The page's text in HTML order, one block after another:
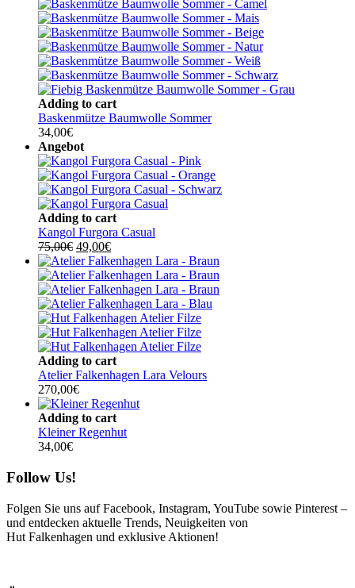
Adding to cart
Baskenmütze Baumwolle Sommer
34,00€
Angebot
Adding to cart
Kangol Furgora Casual
75,00€ Ursprünglicher
Preis
war:
75,00€
49,00€Aktueller
Preis
ist:
49,00€.
Adding to cart
Atelier Falkenhagen Lara Velours
270,00€
Adding to cart
Kleiner Regenhut
34,00€
Follow Us!
Folgen Sie uns auf Facebook, Instagram, YouTube sowie Pinterest –
und entdecken aktuelle Trends, Neuigkeiten von
Hut Falkenhagen und exklusive Aktionen!